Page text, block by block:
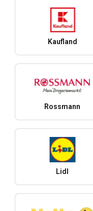
Kaufland
Rossmann
Lidl